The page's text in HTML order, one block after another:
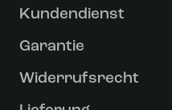
Kundendienst
Garantie
Widerrufsrecht